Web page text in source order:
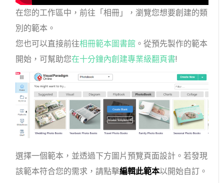
在您的工作區中，前往「相冊」，瀏覽您想要創建的類
別的範本。
您也可以直接前往相冊範本圖書館 。從預先製作的範本
開始，可幫助您在十分鐘內創建專業級翻頁書!
選擇一個範本，並透過下方圖片預覽頁面設計。若發現
該範本符合您的需求，請點擊編輯此範本以開始自訂。